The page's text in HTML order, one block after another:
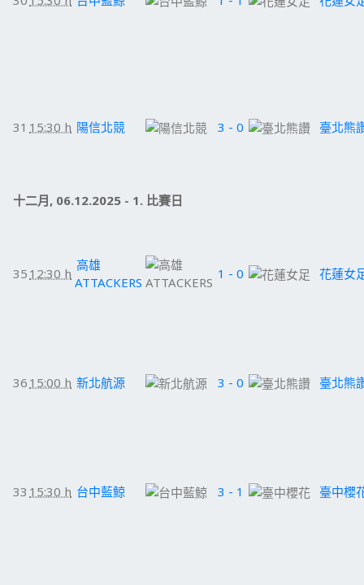
31 15:30 h 陽信北競 3 - 0 臺北熊
十二月, 06.12.2025 - 1. 比賽日
35 12:30 h
高雄
ATTACKERS
1 - 0 花蓮女
36 15:00 h 新北航源 3 - 0 臺北熊
33 15:30 h 台中藍鯨 3 - 1 臺中櫻